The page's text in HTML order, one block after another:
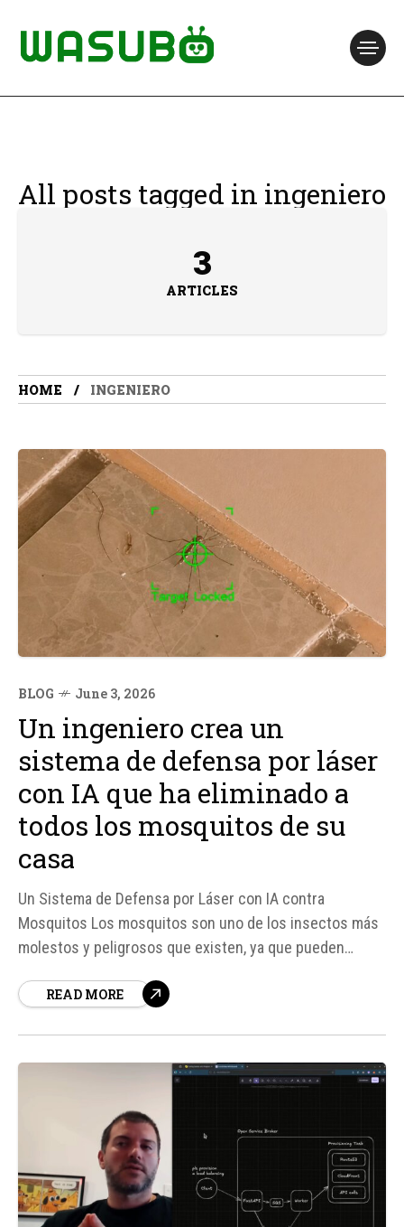
All posts tagged in ingeniero
3
ARTICLES
HOME INGENIERO
BLOG June 3, 2026
Un ingeniero crea un
sistema de defensa por láser
con IA que ha eliminado a
todos los mosquitos de su
casa
Un Sistema de Defensa por Láser con IA contra
Mosquitos Los mosquitos son uno de los insectos más
molestos y peligrosos que existen, ya que pueden
zika. Un ingeniero, Steven Cheng, ha creado un sistema
READ MORE